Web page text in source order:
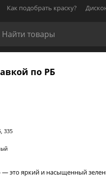
Как подобрать краску?
по РБ
335
это яркий и насыщенный